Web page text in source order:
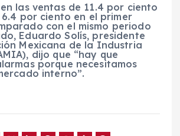
las ventas de 11.4 por ciento
por ciento en el primer
con el mismo periodo
Eduardo Solís, presidente
Mexicana de la Industria
dijo que “hay que
porque necesitamos
interno”.